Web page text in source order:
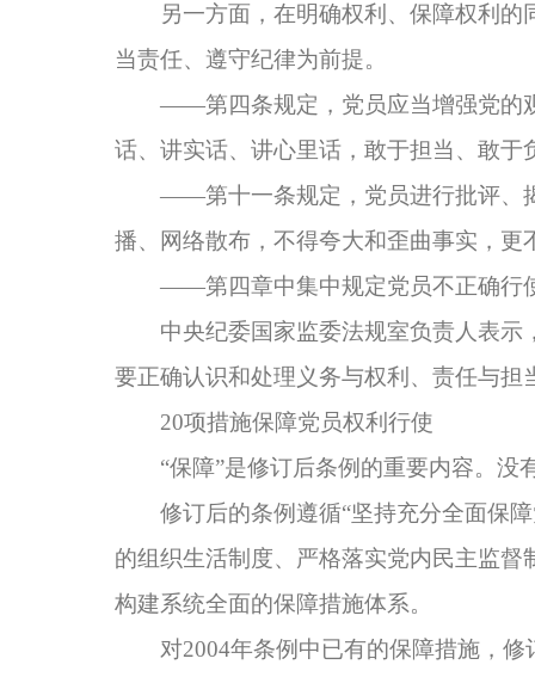
另一方面，在明确权利、保障权利的
当责任、遵守纪律为前提。
——第四条规定，党员应当增强党的观
话、讲实话、讲心里话，敢于担当、敢
——第十一条规定，党员进行批评、揭
播、网络散布，不得夸大和歪曲事实，更
——第四章中集中规定党员不正确行使
中央纪委国家监委法规室负责人表示
要正确认识和处理义务与权利、责任与
20项措施保障党员权利行使
“保障”是修订后条例的重要内容。没
修订后的条例遵循“坚持充分全面保障
的组织生活制度、严格落实党内民主监
构建系统全面的保障措施体系。
对2004年条例中已有的保障措施，修